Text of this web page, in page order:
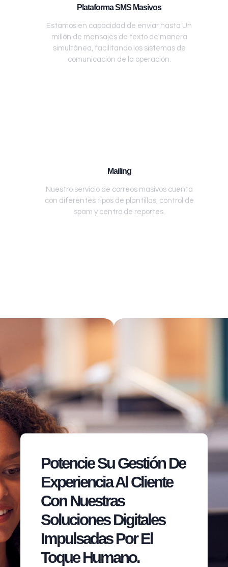
Plataforma SMS Masivos
Estamos en capacidad de enviar hasta Un
millón de mensajes de texto de manera
simultánea, facilitando los sistemas de
comunicación de la operación.
Mailing
Nuestro servicio de correos masivos cuenta
con diferentes tipos de plantillas, control de
spam y centro de reportes.
Potencie Su Gestión De
Experiencia Al Cliente
Con Nuestras
Soluciones Digitales
Impulsadas Por El
Toque Humano.